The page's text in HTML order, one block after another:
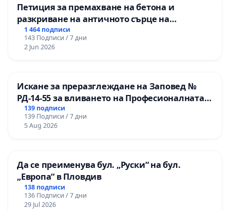
Петиция за премахване на бетона и
разкриване на античното сърце на
Могиланската могила във Враца
1 464 подписи
143 Подписи / 7 дни
2 Jun 2026
Искане за преразглеждане на Заповед №
РД-14-55 за вливането на Професионалната
гимназия по промишлени технологии в
Професионалната гимназия по икономика и
мениджмънт – гр. Пазарджик
139 подписи
139 Подписи / 7 дни
5 Aug 2026
Да се преименува бул. „Руски“ на бул.
„Европа“ в Пловдив
138 подписи
136 Подписи / 7 дни
29 Jul 2026